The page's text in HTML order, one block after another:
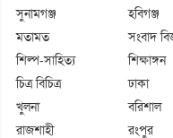
সুনামগঞ্জ
হবিগঞ্জ
মতামত
সংবাদ
শিল্প-সাহিত্য
শিক্ষাঙ্গন
চিত্র বিচিত্র
ঢাকা
খুলনা
বরিশাল
রাজশাহী
রংপুর